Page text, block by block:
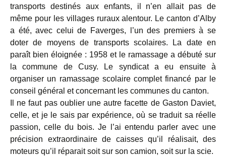
transports destinés aux enfants, il n’en allait pas de
même pour les villages ruraux alentour. Le canton d’Alby
a été, avec celui de Faverges, l’un des premiers à se
doter de moyens de transports scolaires. La date en
paraît bien éloignée : 1958 et le ramassage a débuté sur
la commune de Cusy. Le syndicat a eu ensuite à
organiser un ramassage scolaire complet financé par le
conseil général et concernant les communes du canton.
Il ne faut pas oublier une autre facette de Gaston Daviet,
celle, et je le sais par expérience, où se traduit sa réelle
passion, celle du bois. Je l’ai entendu parler avec une
précision extraordinaire de caisses qu’il réalisait, des
moteurs qu’il réparait soit sur son camion, soit sur la scie.